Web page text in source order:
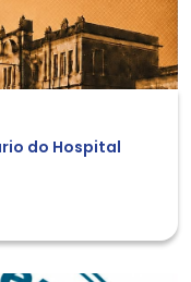
do Hospital